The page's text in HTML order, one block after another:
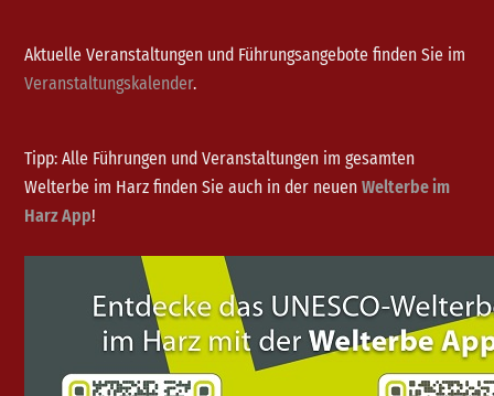
Aktuelle Veranstaltungen und Führungsangebote finden Sie im
Veranstaltungskalender.
Tipp: Alle Führungen und Veranstaltungen im gesamten
Welterbe im Harz finden Sie auch in der neuenWelterbe im
Harz App!